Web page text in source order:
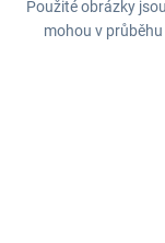
Použité obrázky
mohou v